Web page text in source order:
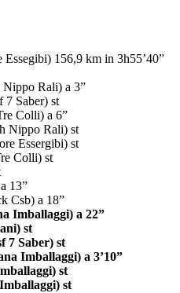
156,9 km in 3h55’40”
Nippo Rali) a 3”
Saber) st
Colli) a 6”
Nippo Rali) st
Essergibi) st
Colli) st
13”
Csb) a 18”
Imballaggi) a 22”
st
7 Saber) st
Imballaggi) a 3’10”
st
st